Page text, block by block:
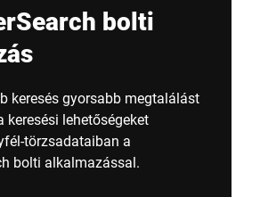
bolti
keresés gyorsabb megtalálást
keresési lehetőségeket
törzsadataiban a
bolti alkalmazással.